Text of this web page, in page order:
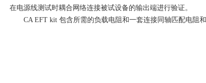
在电源线测试时耦合网络连接被试设备的输出端进行验证。
CA EFT kit 包含所需的负载电阻和一套连接同轴匹配电阻和